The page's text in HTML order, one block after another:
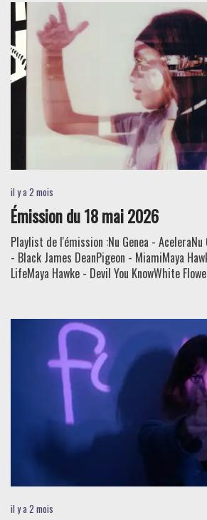
il y a 2 mois
Émission du 18 mai 2026
Playlist de l'émission :Nu Genea - AceleraNu
- Black James DeanPigeon - MiamiMaya
LifeMaya Hawke - Devil You KnowWhite
il y a 2 mois